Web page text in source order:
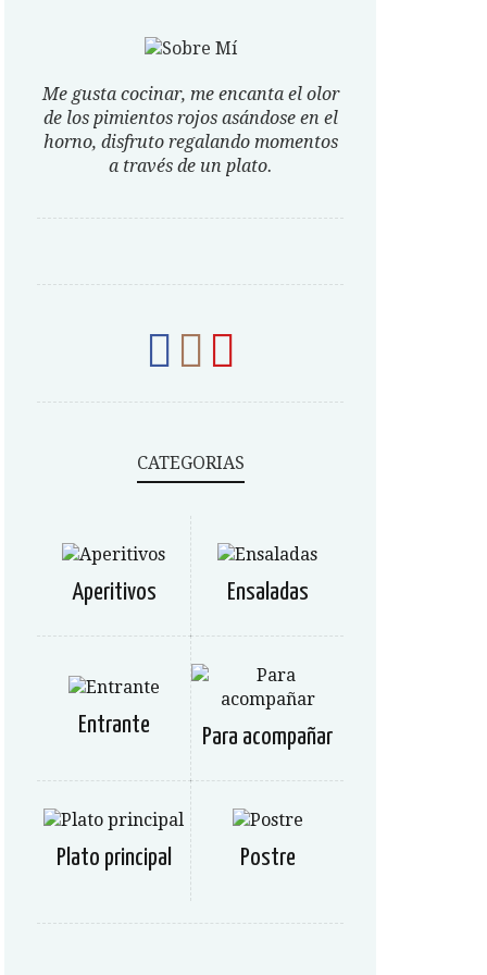
Me gusta cocinar, me encanta el olor
de los pimientos rojos asándose en el
horno, disfruto regalando momentos
a través de un plato.
CATEGORIAS
Aperitivos Ensaladas
Entrante Para acompañar
Plato principal Postre